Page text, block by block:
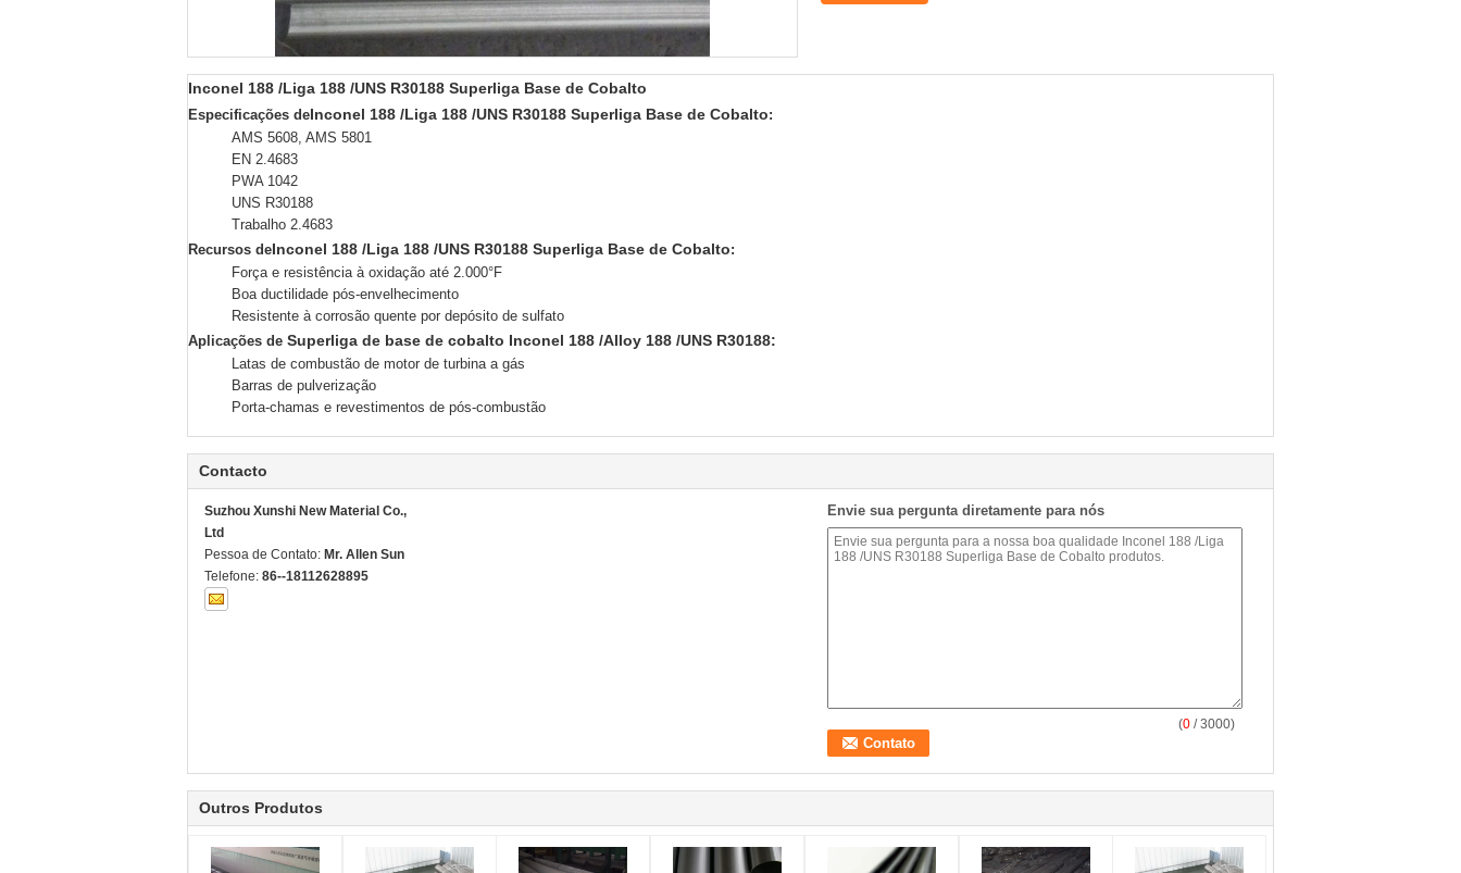
Inconel 188 /Liga 188 /UNS R30188 Superliga Base de Cobalto
Especificações deInconel 188 /Liga 188 /UNS R30188 Superliga Base de Cobalto:
AMS 5608, AMS 5801
EN 2.4683
PWA 1042
UNS R30188
Trabalho 2.4683
Recursos deInconel 188 /Liga 188 /UNS R30188 Superliga Base de Cobalto:
Força e resistência à oxidação até 2.000°F
Boa ductilidade pós-envelhecimento
Resistente à corrosão quente por depósito de sulfato
Aplicações de Superliga de base de cobalto Inconel 188 /Alloy 188 /UNS R30188:
Latas de combustão de motor de turbina a gás
Barras de pulverização
Porta-chamas e revestimentos de pós-combustão
Contacto
Suzhou Xunshi New Material Co.,
Ltd
Pessoa de Contato: Mr. Allen Sun
Telefone: 86--18112628895
Envie sua pergunta diretamente para nós
(0 / 3000)
Outros Produtos